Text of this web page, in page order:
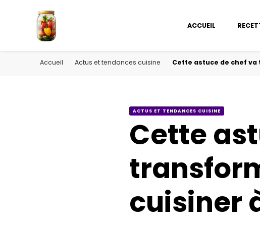
ACCUEIL
Accueil Actus et tendances cuisine Cette astuce de chef
ACTUS ET TENDANCES CUISINE
Cette
cuisiner